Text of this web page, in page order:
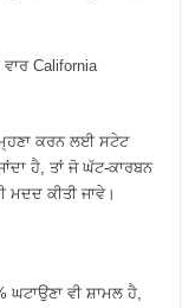
ਵਾਰCalifornia
ਕਰਨ ਲਈ ਸਟੇਟ
ਹੈ, ਤਾਂ ਜੋ ਘੱਟ-ਕਾਰਬਨ
ਮਦਦ ਕੀਤੀ ਜਾਵੇ।
ਘਟਾਉਣਾ ਵੀ ਸ਼ਾਮਲ ਹੈ,